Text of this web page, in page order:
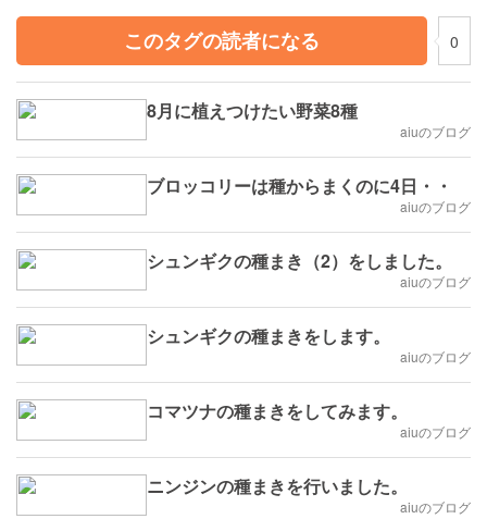
このタグの読者になる
0
8月に植えつけたい野菜8種
aiuのブログ
ブロッコリーは種からまくのに4日・・
aiuのブログ
シュンギクの種まき（2）をしました。
aiuのブログ
シュンギクの種まきをします。
aiuのブログ
コマツナの種まきをしてみます。
aiuのブログ
ニンジンの種まきを行いました。
aiuのブログ